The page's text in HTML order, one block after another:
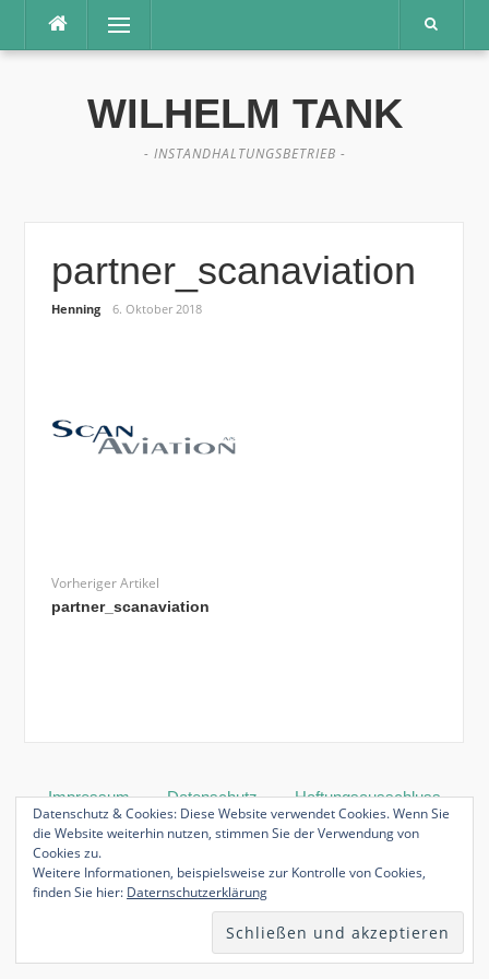
Inhalt
Menü
WILHELM TANK
- INSTANDHALTUNGSBETRIEB -
partner_scanaviation
Henning 6. Oktober 2018
Vorheriger Artikel
partner_scanaviation
Impressum Datenschutz
Haftungsausschluss
Datenschutz & Cookies: Diese Website verwendet Cookies. Wenn Sie
die Website weiterhin nutzen, stimmen Sie der Verwendung von
Cookies zu.
Weitere Informationen, beispielsweise zur Kontrolle von Cookies,
finden Sie hier: Daternschutzerklärung